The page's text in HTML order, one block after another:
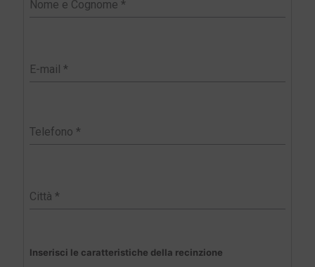
Inserisci le caratteristiche della recinzione